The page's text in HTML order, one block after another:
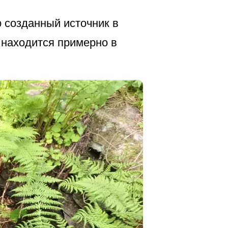
источник в
примерно в